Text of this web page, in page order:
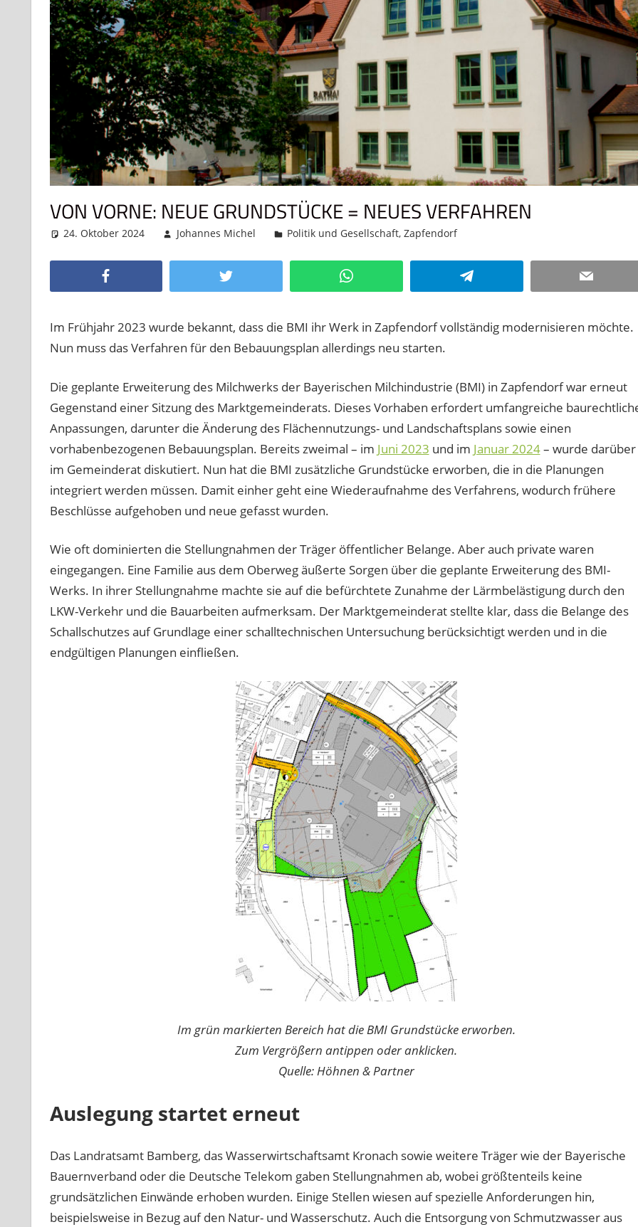
VON VORNE: NEUE GRUNDSTÜCKE = NEUES VERFAHREN
24. Oktober 2024 Johannes Michel Politik und Gesellschaft,Zapfendorf
Twitter WhatsApp Telegram Email
Im Frühjahr 2023 wurde bekannt, dass die BMI ihr Werk in Zapfendorf vollständig modernisieren möchte.
Nun muss das Verfahren für den Bebauungsplan allerdings neu starten.
Die geplante Erweiterung des Milchwerks der Bayerischen Milchindustrie (BMI) in Zapfendorf war erneut
Gegenstand einer Sitzung des Marktgemeinderats. Dieses Vorhaben erfordert umfangreiche
Anpassungen, darunter die Änderung des Flächennutzungs- und Landschaftsplans sowie einen
vorhabenbezogenen Bebauungsplan. Bereits zweimal – im Juni 2023 und im Januar 2024– wurde darüber
im Gemeinderat diskutiert. Nun hat die BMI zusätzliche Grundstücke erworben, die in die Planungen
integriert werden müssen. Damit einher geht eine Wiederaufnahme des Verfahrens, wodurch frühere
Beschlüsse aufgehoben und neue gefasst wurden.
Wie oft dominierten die Stellungnahmen der Träger öffentlicher Belange. Aber auch private waren
eingegangen. Eine Familie aus dem Oberweg äußerte Sorgen über die geplante Erweiterung des BMI-
Werks. In ihrer Stellungnahme machte sie auf die befürchtete Zunahme der Lärmbelästigung durch den
LKW-Verkehr und die Bauarbeiten aufmerksam. Der Marktgemeinderat stellte klar, dass die Belange des
Schallschutzes auf Grundlage einer schalltechnischen Untersuchung berücksichtigt werden und in die
endgültigen Planungen einfließen.
Im grün markierten Bereich hat die BMI Grundstücke erworben.
Zum Vergrößern antippen oder anklicken.
Quelle: Höhnen & Partner
Auslegung startet erneut
Das Landratsamt Bamberg, das Wasserwirtschaftsamt Kronach sowie weitere Träger wie der Bayerische
Bauernverband oder die Deutsche Telekom gaben Stellungnahmen ab, wobei größtenteils keine
grundsätzlichen Einwände erhoben wurden. Einige Stellen wiesen auf spezielle Anforderungen hin,
beispielsweise in Bezug auf den Natur- und Wasserschutz. Auch die Entsorgung von Schmutzwasser aus